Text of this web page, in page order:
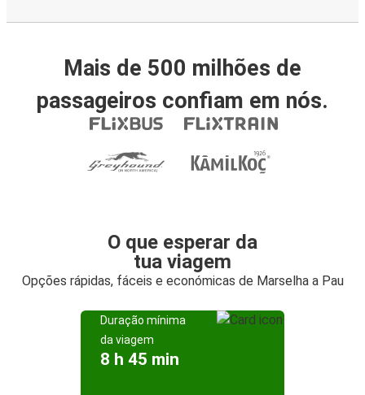
Mais de 500 milhões de
passageiros confiam em nós.
O que esperar da
tua viagem
Opções rápidas, fáceis e económicas de Marselha a Pau
Duração mínima
da viagem
8 h 45 min